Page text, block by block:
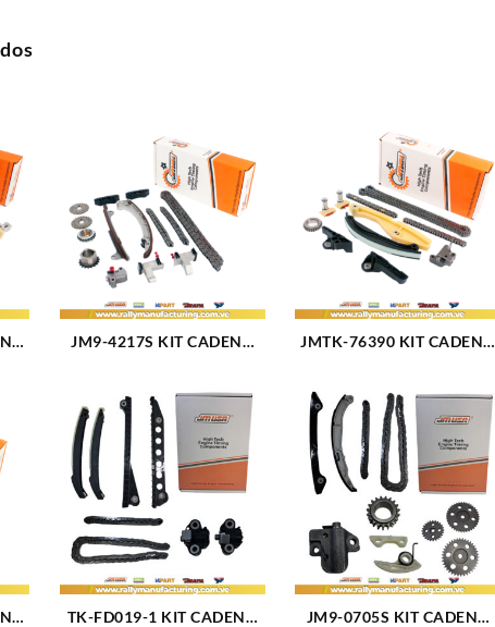
JM9-4217S KIT CADENA
FORTUNER 4RUNNER
TACOMA 03-16 11 PIEZAS
TK-TY021 (2311)
JMTK-76390 KIT CADENA
V6-3.5L 12-17 V6-3.7L
DOCH 121 11 PIEZAS TK-
FD054-1 (2308)
TK-FD019-1 KIT CADENA
JM9-0705S KIT CADENA